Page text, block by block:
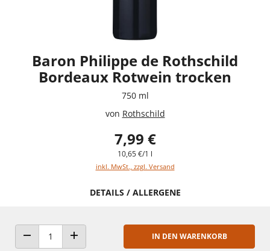
Baron Philippe de Rothschild
Bordeaux Rotwein trocken
750 ml
von Rothschild
7,99 €
10,65 €/1 l
inkl. MwSt., zzgl. Versand
DETAILS / ALLERGENE
ANZAHL VERRINGERNANZAHL ERHÖHEN
IN DEN WARENKORB